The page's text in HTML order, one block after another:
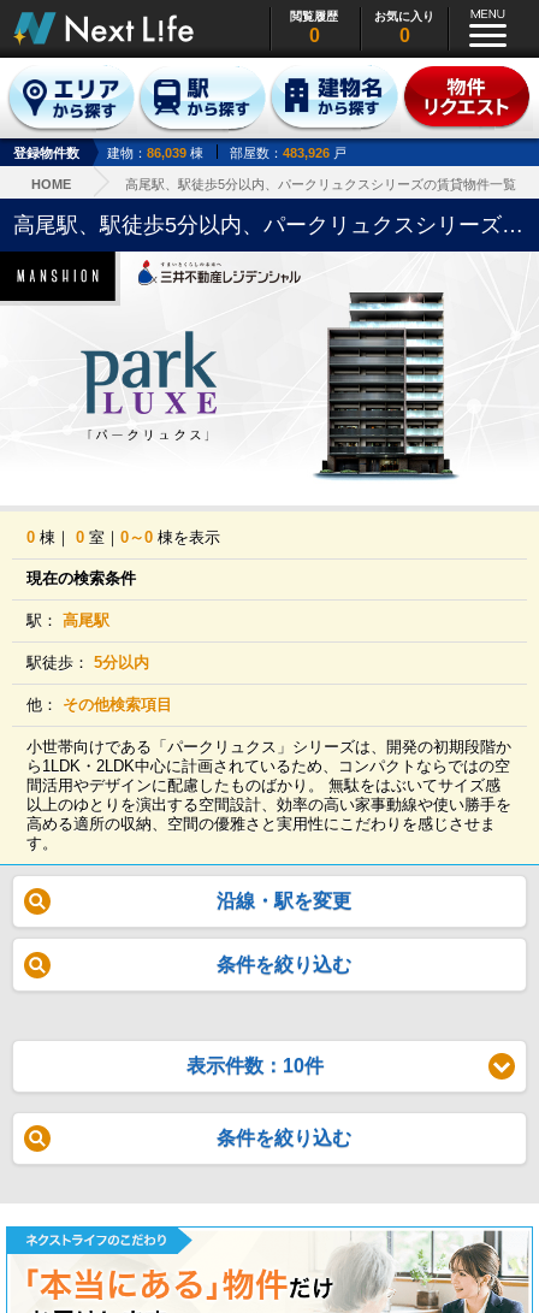
閲覧履歴
0
お気に入り
0
登録物件数 建物： 86,039 棟 部屋数： 483,926 戸
HOME 高尾駅、駅徒歩5分以内、パークリュクスシリーズの賃貸物件一覧
高尾駅、駅徒歩5分以内、パークリュクスシリーズの賃貸物件一覧
0 棟｜0 室｜0～0 棟を表示
現在の検索条件
駅：高尾駅
駅徒歩：5分以内
他： その他検索項目
小世帯向けである「パークリュクス」シリーズは、開発の初期段階か
ら1LDK・2LDK中心に計画されているため、コンパクトならではの空
間活用やデザインに配慮したものばかり。 無駄をはぶいてサイズ感
以上のゆとりを演出する空間設計、効率の高い家事動線や使い勝手を
高める適所の収納、空間の優雅さと実用性にこだわりを感じさせま
す。
沿線・駅を変更
条件を絞り込む
表示件数：10件
条件を絞り込む